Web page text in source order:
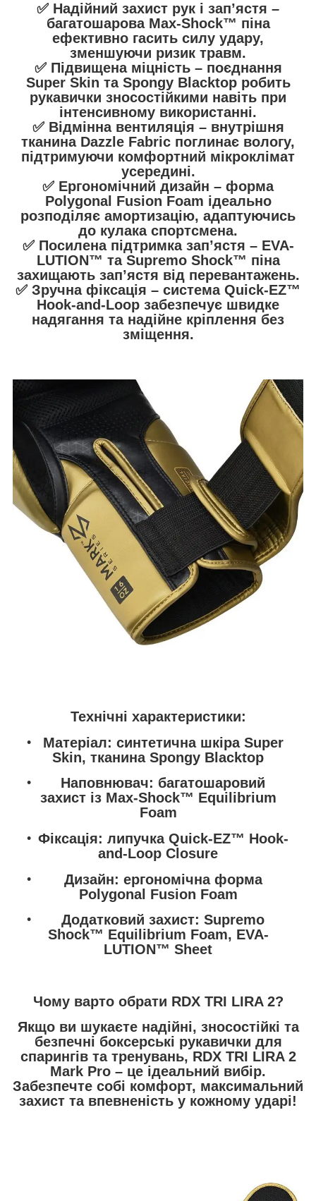
✅ Надійний захист рук і зап’ястя –
багатошарова Max-Shock™ піна
ефективно гасить силу удару,
зменшуючи ризик травм.
✅ Підвищена міцність– поєднання
Super Skin та Spongy Blacktopробить
рукавички зносостійкими навіть при
інтенсивному використанні.
✅ Відмінна вентиляція – внутрішня
тканина Dazzle Fabric поглинає вологу,
підтримуючи комфортний мікроклімат
усередині.
✅ Ергономічний дизайн – форма
Polygonal Fusion Foam ідеально
розподіляє амортизацію, адаптуючись
до кулака спортсмена.
✅ Посилена підтримка зап’ястя – EVA-
LUTION™ та Supremo Shock™ піна
захищають зап’ястя від перевантажень.
✅ Зручна фіксація – система Quick-EZ™
Hook-and-Loop забезпечує швидке
надягання та надійне кріплення без
зміщення.
Технічні характеристики:
Матеріал: синтетична шкіра Super
Skin, тканина Spongy Blacktop
Наповнювач: багатошаровий
захист із Max-Shock™ Equilibrium
Foam
Фіксація: липучка Quick-EZ™ Hook-
and-Loop Closure
Дизайн: ергономічна форма
Polygonal Fusion Foam
Додатковий захист: Supremo
Shock™ Equilibrium Foam, EVA-
LUTION™ Sheet
Чому варто обрати RDX TRI LIRA 2?
Якщо ви шукаєте надійні, зносостійкі та
безпечні боксерські рукавички для
спарингів та тренувань, RDX TRI LIRA 2
Mark Pro – це ідеальний вибір.
Забезпечте собі комфорт, максимальний
захист та впевненість у кожному ударі!